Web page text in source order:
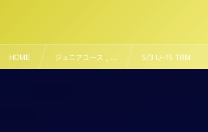
HOME ジュニアユース , … 5/3 U-15 TRM